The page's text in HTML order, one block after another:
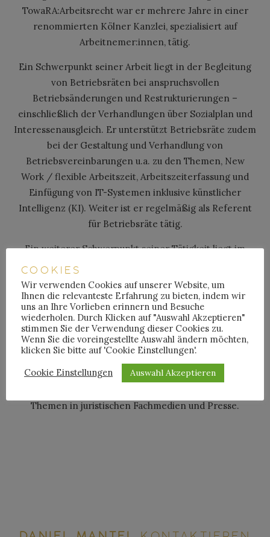
TowaRA:Arbeitsrecht war er mehrere Jahre in einer
renommierten Kölner Kanzlei, spezialisiert auf
Arbeitnemer:innen, tätig.
Ein Schwerpunkt seiner Arbeit liegt in der Begleitung
von Betriebsräten bei anspruchsvollen
Betriebsänderungen und Restrukturierungen –
einschließlich der Verhandlungen über Sozialplan und
Interessenausgleich. Er unterstützt Betriebsräte zudem
bei der Gestaltung und Verhandlung von
Betriebsvereinbarungen u.a. zu den Themen, New
Work / flexible Arbeitszeit, Arbeitszeiterfassung und
Einfügung von IT-Systemen inklusive künstlicher
Intelligenz (KI). Weiter ist er regelmäßig als Referent
für Betriebsräte tätig.
Ein weiterer Schwerpunkt seiner Tätigkeit liegt im
Kündigungsschutzrecht. Hier begleitet er Verfahren
mit fundierter Prozesserfahrung durch alle Instanzen.
Mandant:innen schätzen an ihm seine offene, kreative
und wertgeleitete Art sowie seinen kühlen Kopf und
Erfolgswillen – Eigenschaften, die ihn auch als aktiven
Wettkampfsportler auszeichnen. Daniel Mantel ist
Mitglied im fachlichen Beirat der
Betriebsratszeitschrift „Betriebsrat und Recht“ (BRuR)
Themen in juristischen Fachmedien und Presse.
COOKIES
Wir verwenden Cookies auf unserer Website, um
Ihnen die relevanteste Erfahrung zu bieten, indem wir
uns an Ihre Vorlieben erinnern und Besuche
wiederholen. Durch Klicken auf "Auswahl Akzeptieren"
stimmen Sie der Verwendung dieser Cookies zu.
Wenn Sie die voreingestellte Auswahl ändern möchten,
klicken Sie bitte auf 'Cookie Einstellungen'.
Cookie Einstellungen
Auswahl Akzeptieren